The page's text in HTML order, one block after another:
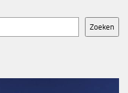
Zoeken